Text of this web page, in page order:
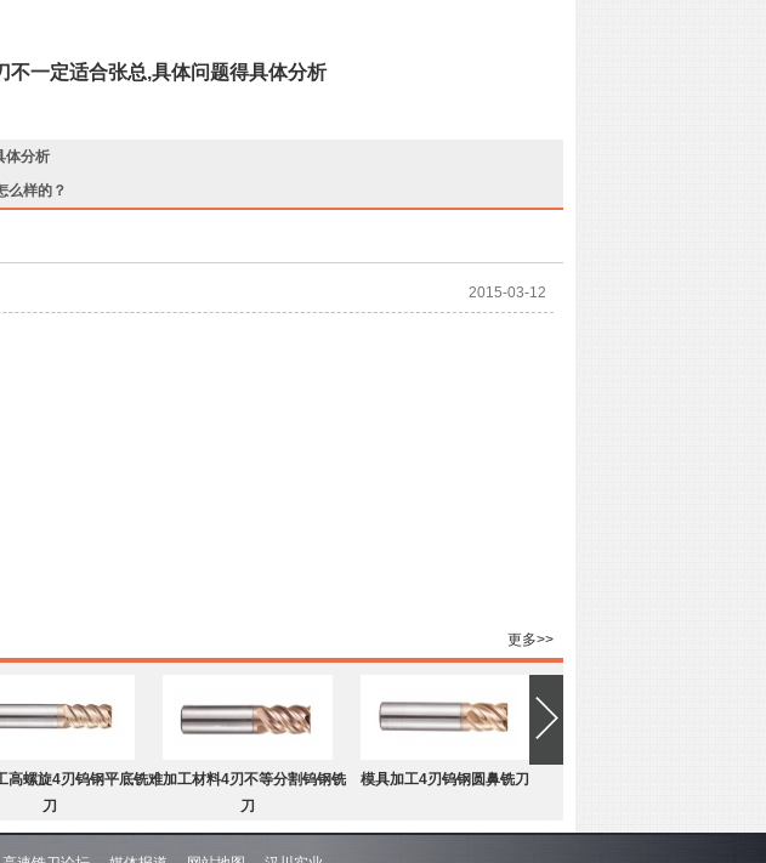
不一定适合张总,具体问题得具体分析
体分析
么样的？
2015-03-12
更多>>
高螺旋4刃钨钢平底铣
刀
难加工材料4刃不等分割钨钢铣
刀
模具加工4刃钨钢圆鼻铣刀